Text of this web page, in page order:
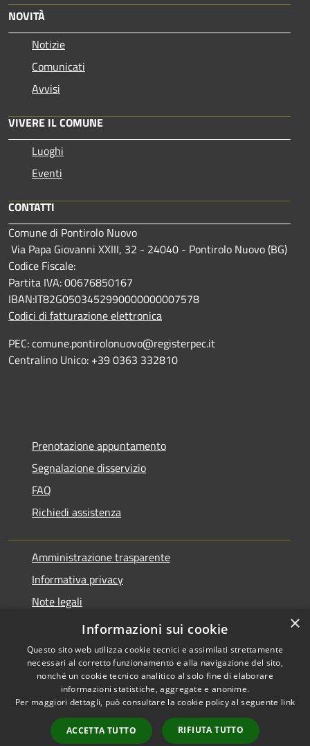
NOVITÀ
Notizie
Comunicati
Avvisi
VIVERE IL COMUNE
Luoghi
Eventi
CONTATTI
Comune di Pontirolo Nuovo
Via Papa Giovanni XXIII, 32 - 24040 - Pontirolo Nuovo (BG)
Codice Fiscale:
Partita IVA: 00676850167
IBAN:IT82G0503452990000000007578
Codici di fatturazione elettronica
PEC: comune.pontirolonuovo@registerpec.it
Centralino Unico: +39 0363 332810
Prenotazione appuntamento
Segnalazione disservizio
FAQ
Richiedi assistenza
Amministrazione trasparente
Informativa privacy
Note legali
Dichiarazione di accessibilità
Accessibilità
Copyright © 2026 • Comune di
Pontirolo Nuovo • Powered by
Municipium•
Accesso
×
Informazioni sui cookie
Questo sito web utilizza cookie tecnici e assimilati strettamente
necessari al corretto funzionamento e alla navigazione del sito,
nonché un cookie tecnico analitico al solo fine di elaborare
informazioni statistiche, aggregate e anonime.
Per maggiori dettagli, può consultare la cookie policy al seguente link
ACCETTA TUTTO RIFIUTA TUTTO